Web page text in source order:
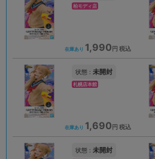
柏モディ店
在庫あり 1,990 円 税込
状態 : 未開封
札幌店本館
在庫あり 1,690 円 税込
状態 : 未開封